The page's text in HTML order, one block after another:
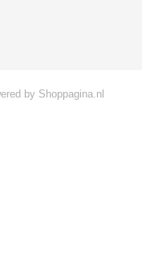
by Shoppagina.nl